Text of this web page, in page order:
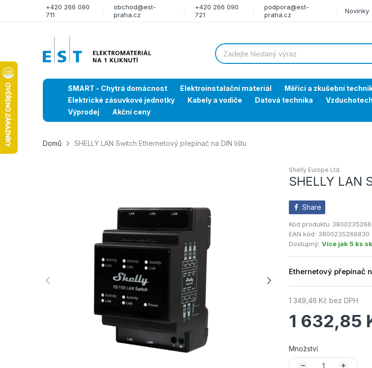
+420 266 090
711
obchod@est-
praha.cz
+420 266 090
721
podpora@est-
praha.cz
Novinky
SMART - Chytrá domácnost Elektroinstalační materiál Měřicí a zkušební
Elektrické zásuvkové jednotky
Kabely a vodiče Datová technika
Výprodej
Akční ceny
Domů SHELLY LAN Switch Ethernetový přepínač na DIN lištu
Shelly Europe Ltd.
SHELLY LAN
Share
Kód produktu
EAN kód: 3800235266830
Dostupný: Více jak 5 ks
Ethernetový přepínač
1 349,46 Kč bez DPH
1 632,85
Množství